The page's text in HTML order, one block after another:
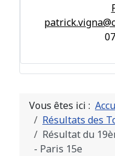
Vous êtes ici :
Résultats des
Résultat du
- Paris 15e